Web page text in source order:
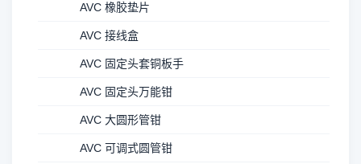
AVC 橡胶垫片
AVC 接线盒
AVC 固定头套铜板手
AVC 固定头万能钳
AVC 大圆形管钳
AVC 可调式圆管钳